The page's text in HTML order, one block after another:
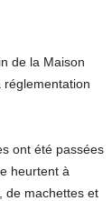
de la Maison
réglementation
ont été passées
heurtent à
de machettes et